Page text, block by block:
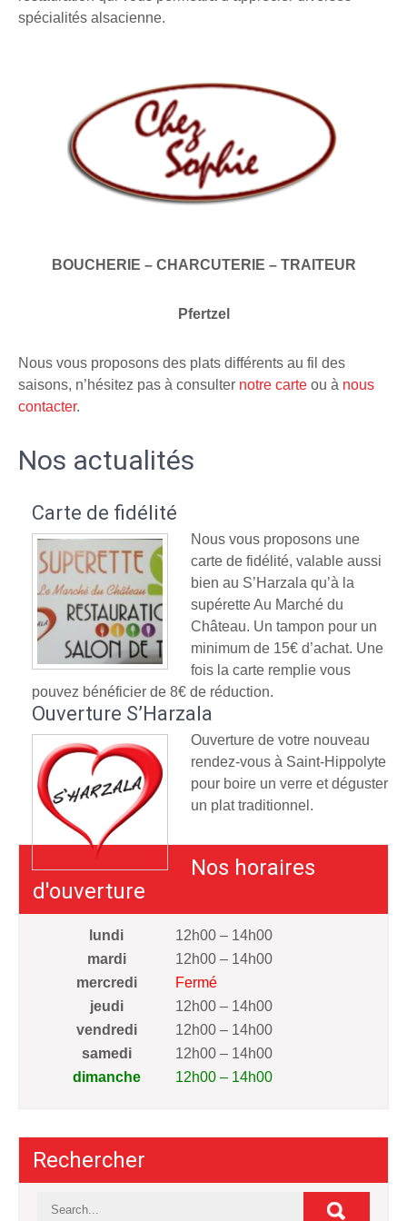
spécialités alsacienne.
BOUCHERIE – CHARCUTERIE – TRAITEUR
Pfertzel
Nous vous proposons des plats différents au fil des
saisons, n’hésitez pas à consulter notre carte ou à nous
contacter.
Nos actualités
Carte de fidélité
Nous vous proposons une
carte de fidélité, valable aussi
bien au S’Harzala qu’à la
supérette Au Marché du
Château. Un tampon pour un
minimum de 15€ d’achat. Une
fois la carte remplie vous
pouvez bénéficier de 8€ de réduction.
Ouverture S’Harzala
Ouverture de votre nouveau
rendez-vous à Saint-Hippolyte
pour boire un verre et déguster
un plat traditionnel.
Nos horaires
d'ouverture
lundi
12h00 – 14h00
mardi
12h00 – 14h00
mercredi
Fermé
jeudi
12h00 – 14h00
vendredi
12h00 – 14h00
samedi
12h00 – 14h00
dimanche
12h00 – 14h00
Rechercher